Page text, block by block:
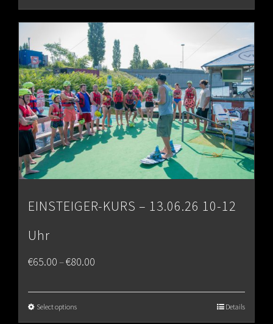
€80.00
EINSTEIGER-KURS – 13.06.26 10-12
Uhr
€65.00–€80.00
Select options Details